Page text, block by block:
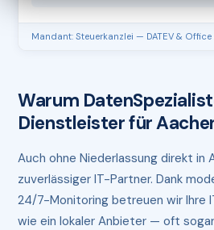
Mandant: Steuerkanzlei — DATEV &
Warum
Dienstleister für
Auch ohne Niederlassung direkt in
zuverlässiger IT-Partner. Dank
24/7-Monitoring betreuen wir Ihre
wie ein lokaler Anbieter — oft